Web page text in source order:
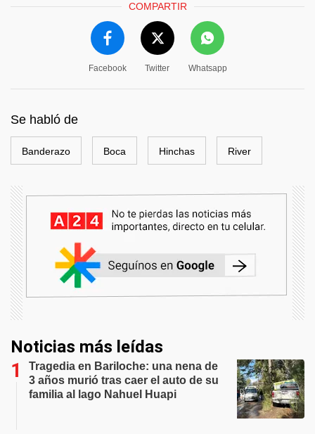
COMPARTIR
Facebook Twitter Whatsapp
Se habló de
Banderazo Boca Hinchas River
Noticias más leídas
Tragedia en Bariloche: una nena de
3 años murió tras caer el auto de su
familia al lago Nahuel Huapi